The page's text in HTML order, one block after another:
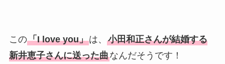
この「I love you」は、 小田和正さんが結婚する
新井恵子さんに送った曲なんだそうです！